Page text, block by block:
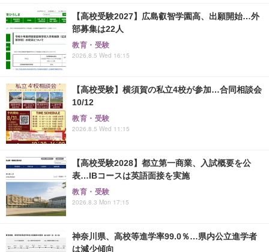
【高校受験2027】広島叡智学園高、出願開始…外
部募集は22人
教育・受験
2026.8.5 Wed 16:15
【高校受験】横須賀の私立4校が参加…合同相談会
10/12
教育・受験
2026.8.5 Wed 11:15
【高校受験2028】都立第一商業、入試概要を公
表…IBコースは英語面接を実施
教育・受験
2026.8.3 Mon 17:15
神奈川県、高校等進学率99.0％…県内公立進学者
は減少傾向